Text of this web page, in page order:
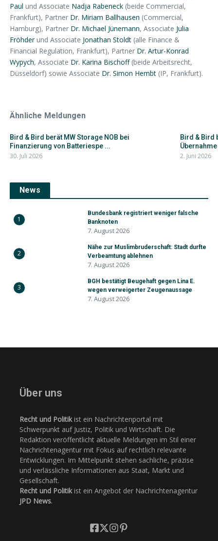
Paul und Associate Nadja Rabeneck (beide Commercial,
Frankfurt), Partner Dr. Miriam Ballhausen (Commercial,
Hamburg), Partner Dr. Michael Jünemann, Associate Julia
Fröhderund Associate Jonathan Stoldt (alle Finance &
Financial Regulation, Frankfurt), Partner Dr. Artur-Konrad
Wypych, Associate Dr. Karina Bischoff(beide Arbeitsrecht,
Düsseldorf) sowie Associate Dr. Simon Hembt (IP, Frankfurt).
Ähnliche Meldungen
Bird & Bird berät MW Storage NOB bei
Finanzierung von Batteriespe ...
30. Juli 2026
Bird & Bird
2. Juni 2026
News
1
Bundesbank registriert weniger falsche
Banknoten
7. August 2026
2
Nähe zur Muslimbruderschaft: Stadt durfte
Verbeamtung ablehnen
7. August 2026
3
BGH bestätigt Beugehaft gegen Lina E.
wegen verweigerter Zeugenaussage
7. August 2026
Über uns
Recht und Politikist ein Nachrichtenportal mit
Schwerpunkt auf Justiz, Politik und Wirtschaft. Die
Redaktion veröffentlicht aktuelle Meldungen im Stil einer
Nachrichtenagentur mit Fokus auf rechtlich relevante
Entwicklungen. Im Mittelpunkt stehen sachliche, präzise
und verlässliche Informationen aus Staat, Markt und
Gesellschaft.
Recht und Politikist ein Angebot der Nachrichtenagentur
JPD News.